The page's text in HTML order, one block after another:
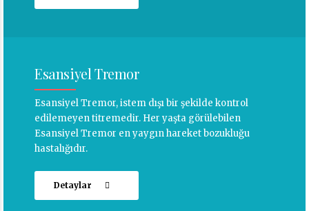
Esansiyel Tremor
Esansiyel Tremor, istem dışı bir şekilde kontrol
edilemeyen titremedir. Her yaşta görülebilen
Esansiyel Tremor en yaygın hareket bozukluğu
hastalığıdır.
Detaylar